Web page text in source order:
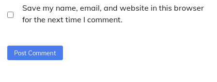
Save my name, email, and website in this browser
for the next time I comment.